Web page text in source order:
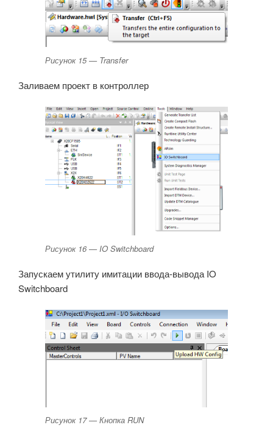
Рисунок 15 — Transfer
Заливаем проект в контроллер
Рисунок 16 — IO Switchboard
Запускаем утилиту имитации ввода-вывода IO
Switchboard
Рисунок 17 — Кнопка RUN